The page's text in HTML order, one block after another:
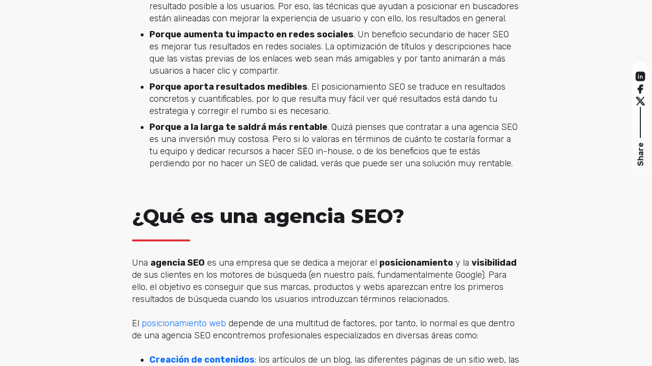
resultado posible a los usuarios. Por eso, las técnicas que ayudan a posicionar en buscadores
están alineadas con mejorar la experiencia de usuario y con ello, los resultados en general.
Porque aumenta tu impacto en redes sociales. Un beneficio secundario de hacer SEO
es mejorar tus resultados en redes sociales. La optimización de títulos y descripciones hace
que las vistas previas de los enlaces web sean más amigables y por tanto animarán a más
usuarios a hacer clic y compartir.
Porque aporta resultados medibles. El posicionamiento SEO se traduce en resultados
concretos y cuantificables, por lo que resulta muy fácil ver qué resultados está dando tu
estrategia y corregir el rumbo si es necesario.
Porque a la larga te saldrá más rentable. Quizá pienses que contratar a una agencia SEO
es una inversión muy costosa. Pero si lo valoras en términos de cuánto te costaría formar a
tu equipo y dedicar recursos a hacer SEO in-house, o de los beneficios que te estás
perdiendo por no hacer un SEO de calidad, verás que puede ser una solución muy rentable.
¿Qué es una agencia SEO?
Una agencia SEO es una empresa que se dedica a mejorar el posicionamiento y la visibilidad
de sus clientes en los motores de búsqueda (en nuestro país, fundamentalmente Google). Para
ello, el objetivo es conseguir que sus marcas, productos y webs aparezcan entre los primeros
resultados de búsqueda cuando los usuarios introduzcan términos relacionados.
El posicionamiento web depende de una multitud de factores, por tanto, lo normal es que dentro
de una agencia SEO encontremos profesionales especializados en diversas áreas como:
Creación de contenidos: los artículos de un blog, las diferentes páginas de un sitio web, las
Share